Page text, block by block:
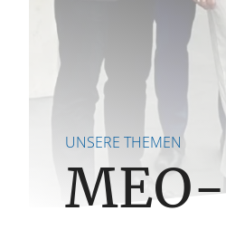
UNSERE THEMEN